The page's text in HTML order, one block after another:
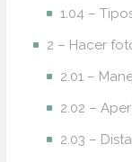
1.04 –
2 – Hacer
2.01 –
2.02 –
2.03 –